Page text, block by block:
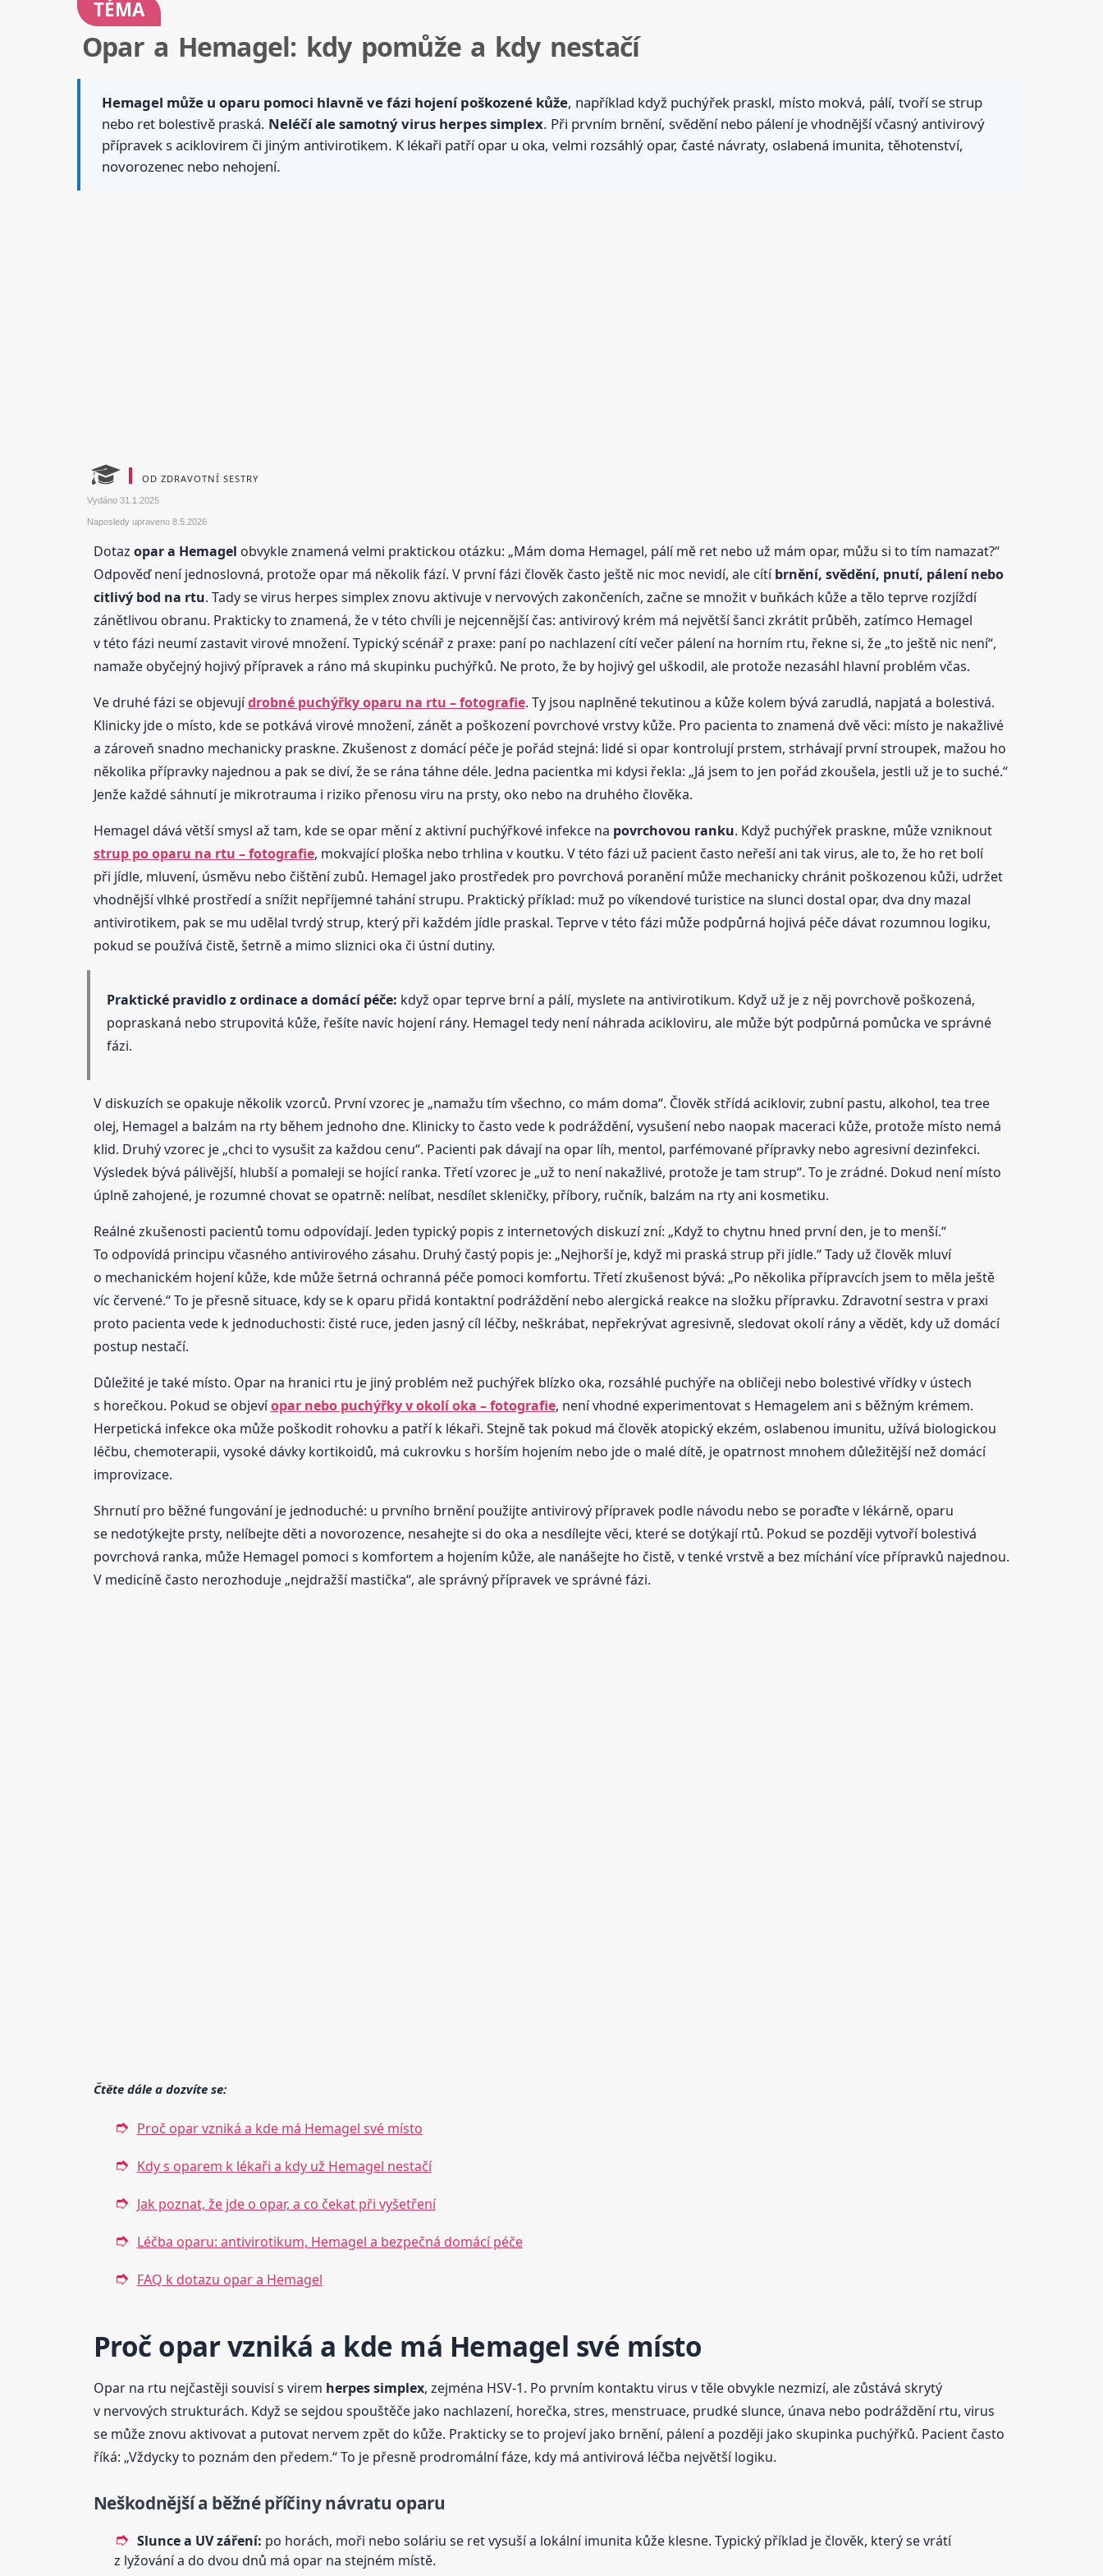
TÉMA
Opar a Hemagel: kdy pomůže a kdy nestačí
Hemagel může u oparu pomoci hlavně ve fázi hojení poškozené kůže, například když puchýřek praskl, místo mokvá, pálí, tvoří se strup
nebo ret bolestivě praská. Neléčí ale samotný virus herpes simplex. Při prvním brnění, svědění nebo pálení je vhodnější včasný antivirový
přípravek s aciklovirem či jiným antivirotikem. K lékaři patří opar u oka, velmi rozsáhlý opar, časté návraty, oslabená imunita, těhotenství,
novorozenec nebo nehojení.
OD ZDRAVOTNÍ SESTRY
Vydáno 31.1.2025
Naposledy upraveno 8.5.2026
Dotaz opar a Hemagel obvykle znamená velmi praktickou otázku: „Mám doma Hemagel, pálí mě ret nebo už mám opar, můžu si to tím namazat?“
Odpověď není jednoslovná, protože opar má několik fází. V první fázi člověk často ještě nic moc nevidí, ale cítíbrnění, svědění, pnutí, pálení nebo
citlivý bod na rtu. Tady se virus herpes simplex znovu aktivuje v nervových zakončeních, začne se množit v buňkách kůže a tělo teprve rozjíždí
zánětlivou obranu. Prakticky to znamená, že v této chvíli je nejcennější čas: antivirový krém má největší šanci zkrátit průběh, zatímco Hemagel
v této fázi neumí zastavit virové množení. Typický scénář z praxe: paní po nachlazení cítí večer pálení na horním rtu, řekne si, že „to ještě nic není“,
namaže obyčejný hojivý přípravek a ráno má skupinku puchýřků. Ne proto, že by hojivý gel uškodil, ale protože nezasáhl hlavní problém včas.
Ve druhé fázi se objevujídrobné puchýřky oparu na rtu – fotografie. Ty jsou naplněné tekutinou a kůže kolem bývá zarudlá, napjatá a bolestivá.
Klinicky jde o místo, kde se potkává virové množení, zánět a poškození povrchové vrstvy kůže. Pro pacienta to znamená dvě věci: místo je nakažlivé
a zároveň snadno mechanicky praskne. Zkušenost z domácí péče je pořád stejná: lidé si opar kontrolují prstem, strhávají první stroupek, mažou ho
několika přípravky najednou a pak se diví, že se rána táhne déle. Jedna pacientka mi kdysi řekla: „Já jsem to jen pořád zkoušela, jestli už je to suché.“
Jenže každé sáhnutí je mikrotrauma i riziko přenosu viru na prsty, oko nebo na druhého člověka.
Hemagel dává větší smysl až tam, kde se opar mění z aktivní puchýřkové infekce na povrchovou ranku. Když puchýřek praskne, může vzniknout
strup po oparu na rtu – fotografie, mokvající ploška nebo trhlina v koutku. V této fázi už pacient často neřeší ani tak virus, ale to, že ho ret bolí
při jídle, mluvení, úsměvu nebo čištění zubů. Hemagel jako prostředek pro povrchová poranění může mechanicky chránit poškozenou kůži, udržet
vhodnější vlhké prostředí a snížit nepříjemné tahání strupu. Praktický příklad: muž po víkendové turistice na slunci dostal opar, dva dny mazal
antivirotikem, pak se mu udělal tvrdý strup, který při každém jídle praskal. Teprve v této fázi může podpůrná hojivá péče dávat rozumnou logiku,
pokud se používá čistě, šetrně a mimo sliznici oka či ústní dutiny.
Praktické pravidlo z ordinace a domácí péče: když opar teprve brní a pálí, myslete na antivirotikum. Když už je z něj povrchově poškozená,
popraskaná nebo strupovitá kůže, řešíte navíc hojení rány. Hemagel tedy není náhrada acikloviru, ale může být podpůrná pomůcka ve správné
fázi.
V diskuzích se opakuje několik vzorců. První vzorec je „namažu tím všechno, co mám doma“. Člověk střídá aciklovir, zubní pastu, alkohol, tea tree
olej, Hemagel a balzám na rty během jednoho dne. Klinicky to často vede k podráždění, vysušení nebo naopak maceraci kůže, protože místo nemá
klid. Druhý vzorec je „chci to vysušit za každou cenu“. Pacienti pak dávají na opar líh, mentol, parfémované přípravky nebo agresivní dezinfekci.
Výsledek bývá pálivější, hlubší a pomaleji se hojící ranka. Třetí vzorec je „už to není nakažlivé, protože je tam strup“. To je zrádné. Dokud není místo
úplně zahojené, je rozumné chovat se opatrně: nelíbat, nesdílet skleničky, příbory, ručník, balzám na rty ani kosmetiku.
Reálné zkušenosti pacientů tomu odpovídají. Jeden typický popis z internetových diskuzí zní: „Když to chytnu hned první den, je to menší.“
To odpovídá principu včasného antivirového zásahu. Druhý častý popis je: „Nejhorší je, když mi praská strup při jídle.“ Tady už člověk mluví
o mechanickém hojení kůže, kde může šetrná ochranná péče pomoci komfortu. Třetí zkušenost bývá: „Po několika přípravcích jsem to měla ještě
víc červené.“ To je přesně situace, kdy se k oparu přidá kontaktní podráždění nebo alergická reakce na složku přípravku. Zdravotní sestra v praxi
proto pacienta vede k jednoduchosti: čisté ruce, jeden jasný cíl léčby, neškrábat, nepřekrývat agresivně, sledovat okolí rány a vědět, kdy už domácí
postup nestačí.
Důležité je také místo. Opar na hranici rtu je jiný problém než puchýřek blízko oka, rozsáhlé puchýře na obličeji nebo bolestivé vřídky v ústech
s horečkou. Pokud se objevíopar nebo puchýřky v okolí oka – fotografie, není vhodné experimentovat s Hemagelem ani s běžným krémem.
Herpetická infekce oka může poškodit rohovku a patří k lékaři. Stejně tak pokud má člověk atopický ekzém, oslabenou imunitu, užívá biologickou
léčbu, chemoterapii, vysoké dávky kortikoidů, má cukrovku s horším hojením nebo jde o malé dítě, je opatrnost mnohem důležitější než domácí
improvizace.
Shrnutí pro běžné fungování je jednoduché: u prvního brnění použijte antivirový přípravek podle návodu nebo se poraďte v lékárně, oparu
se nedotýkejte prsty, nelíbejte děti a novorozence, nesahejte si do oka a nesdílejte věci, které se dotýkají rtů. Pokud se později vytvoří bolestivá
povrchová ranka, může Hemagel pomoci s komfortem a hojením kůže, ale nanášejte ho čistě, v tenké vrstvě a bez míchání více přípravků najednou.
V medicíně často nerozhoduje „nejdražší mastička“, ale správný přípravek ve správné fázi.
Čtěte dále a dozvíte se:
Proč opar vzniká a kde má Hemagel své místo
Kdy s oparem k lékaři a kdy už Hemagel nestačí
Jak poznat, že jde o opar, a co čekat při vyšetření
Léčba oparu: antivirotikum, Hemagel a bezpečná domácí péče
FAQ k dotazu opar a Hemagel
Proč opar vzniká a kde má Hemagel své místo
Opar na rtu nejčastěji souvisí s virem herpes simplex, zejména HSV-1. Po prvním kontaktu virus v těle obvykle nezmizí, ale zůstává skrytý
v nervových strukturách. Když se sejdou spouštěče jako nachlazení, horečka, stres, menstruace, prudké slunce, únava nebo podráždění rtu, virus
se může znovu aktivovat a putovat nervem zpět do kůže. Prakticky se to projeví jako brnění, pálení a později jako skupinka puchýřků. Pacient často
říká: „Vždycky to poznám den předem.“ To je přesně prodromální fáze, kdy má antivirová léčba největší logiku.
Neškodnější a běžné příčiny návratu oparu
Slunce a UV záření: po horách, moři nebo soláriu se ret vysuší a lokální imunita kůže klesne. Typický příklad je člověk, který se vrátí
z lyžování a do dvou dnů má opar na stejném místě.